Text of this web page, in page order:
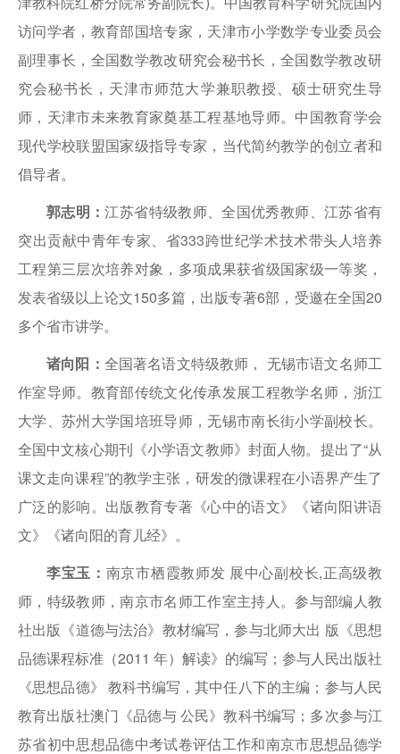
访问学者，教育部国培专家，天津市小学数学专业委员会
副理事长，全国数学教改研究会秘书长，全国数学教改研
究会秘书长，天津市师范大学兼职教授、硕士研究生导
师，天津市未来教育家奠基工程基地导师。中国教育学会
现代学校联盟国家级指导专家，当代简约教学的创立者和
倡导者。
郭志明：江苏省特级教师、全国优秀教师、江苏省有
突出贡献中青年专家、省333跨世纪学术技术带头人培养
工程第三层次培养对象，多项成果获省级国家级一等奖，
发表省级以上论文150多篇，出版专著6部，受邀在全国20
多个省市讲学。
诸向阳： 全国著名语文特级教师， 无锡市语文名师工
作室导师。教育部传统文化传承发展工程教学名师，浙江
大学、苏州大学国培班导师，无锡市南长街小学副校长。
全国中文核心期刊《小学语文教师》封面人物。提出了“从
课文走向课程”的教学主张，研发的微课程在小语界产生了
广泛的影响。出版教育专著《心中的语文》《诸向阳讲语
文》《诸向阳的育儿经》。
李宝玉： 南京市栖霞教师发 展中心副校长,正高级教
师，特级教师，南京市名师工作室主持人。参与部编人教
社出版《道德与法治》教材编写，参与北师大出 版《思想
品德课程标准（2011 年）解读》的编写；参与人民出版社
《思想品德》 教科书编写，其中任八下的主编；参与人民
教育出版社澳门《品德与 公民》教科书编写；多次参与江
苏省初中思想品德中考试卷评估工作和南京市思想品德学